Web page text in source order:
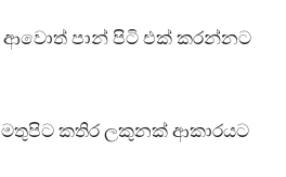
ආවොත් පාන් පිටි එක් කරන්නට
මතුපිට කතිර ලකුනක් ආකාරයට